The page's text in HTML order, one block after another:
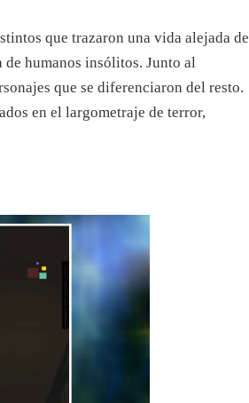
que trazaron una vida alejada de
humanos insólitos. Junto al
que se diferenciaron del resto.
en el largometraje de terror,